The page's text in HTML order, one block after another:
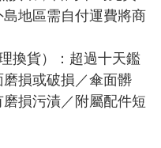
地區需自付運費將商
換貨）：超過十天鑑
損或破損／傘面髒
損污漬／附屬配件短